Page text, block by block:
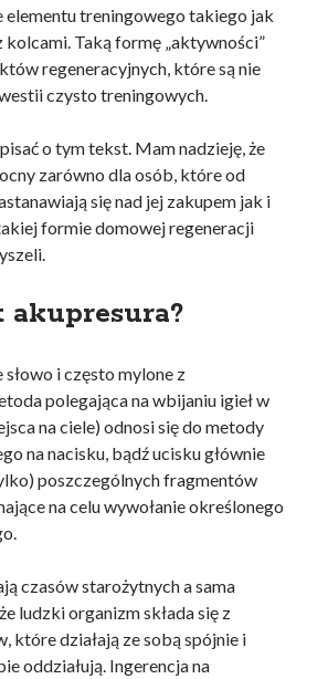
elementu treningowego takiego jak
kolcami. Taką formę „aktywności”
regeneracyjnych, które są nie
czysto treningowych.
o tym tekst. Mam nadzieję, że
zarówno dla osób, które od
się nad jej zakupem jak i
formie domowej regeneracji
akupresura?
i często mylone z
polegająca na wbijaniu igieł w
na ciele) odnosi się do metody
na nacisku, bądź ucisku głównie
poszczególnych fragmentów
na celu wywołanie określonego
czasów starożytnych a sama
ludzki organizm składa się z
które działają ze sobą spójnie i
oddziałują. Ingerencja na